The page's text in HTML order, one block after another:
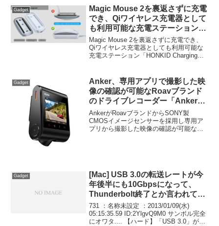
Gadget
Magic Mouse 2を裏返さずに充電
でき、Qiワイヤレス充電器として
も利用可能な充電ステーション
「HONKID Charging Station」
が発売。
Magic Mouse 2を裏返さずに充電でき、
Qiワイヤレス充電器としても利用可能な
充電ステーション「HONKID Charging
Gadget
Anker、専用アプリで撮影した映
像の確認が可能なRoavブランド
のドライブレコーダー「Anker
Roav DashCam C1」を発売。
AnkerがRoavブランドからSONY製
CMOSイメージセンサーを採用し専用ア
プリから撮影した映像の確認が可能なド
Gadget
[Mac] USB 3.0の転送レートが今
年後半にも10Gbpsになって、
Thunderbolt終了とか言われてる
けど実際どうなの？
731 ：名称未設定 ：2013/01/09(水)
05:15:35.59 ID:2YlgvQ9M0 サンボル完全
にオワタ.... 【ハード】「USB 3.0」が